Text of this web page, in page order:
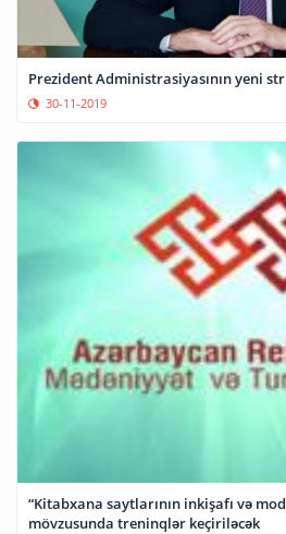
Prezident Administrasiyasının yeni
30-11-2019
“Kitabxana saytlarının inkişafı və
mövzusunda treninqlər keçiriləcək